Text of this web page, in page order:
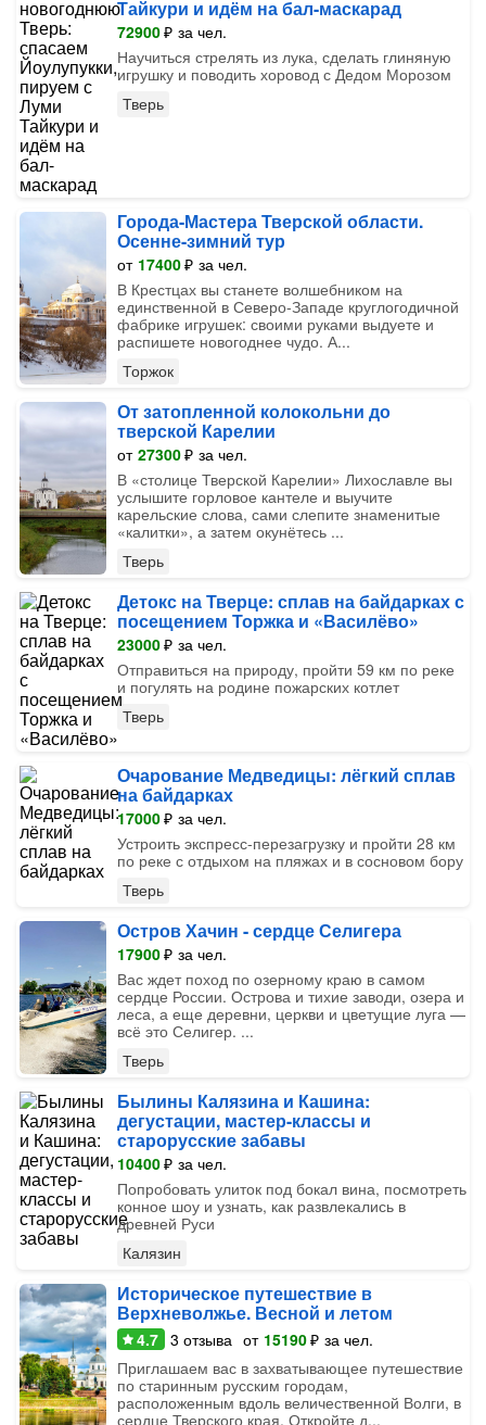
Тайкури и идём на бал-маскарад
72900₽ за чел.
Научиться стрелять из лука, сделать глиняную
игрушку и поводить хоровод с Дедом Морозом
Тверь
Города-Мастера Тверской области.
Осенне-зимний тур
от 17400₽ за чел.
В Крестцах вы станете волшебником на
единственной в Северо-Западе круглогодичной
фабрике игрушек: своими руками выдуете и
распишете новогоднее чудо. А...
Торжок
От затопленной колокольни до
тверской Карелии
от 27300₽ за чел.
В «столице Тверской Карелии» Лихославле вы
услышите горловое кантеле и выучите
карельские слова, сами слепите знаменитые
«калитки», а затем окунётесь ...
Тверь
Детокс на Тверце: сплав на байдарках с
посещением Торжка и «Василёво»
23000₽ за чел.
Отправиться на природу, пройти 59 км по реке
и погулять на родине пожарских котлет
Тверь
Очарование Медведицы: лёгкий сплав
на байдарках
17000₽ за чел.
Устроить экспресс-перезагрузку и пройти 28 км
по реке с отдыхом на пляжах и в сосновом бору
Тверь
Остров Хачин - сердце Селигера
17900₽ за чел.
Вас ждет поход по озерному краю в самом
сердце России. Острова и тихие заводи, озера и
леса, а еще деревни, церкви и цветущие луга —
всё это Селигер. ...
Тверь
Былины Калязина и Кашина:
дегустации, мастер-классы и
старорусские забавы
10400₽ за чел.
Попробовать улиток под бокал вина, посмотреть
конное шоу и узнать, как развлекались в
древней Руси
Калязин
Историческое путешествие в
Верхневолжье. Весной и летом
4.7 3 отзыва от 15190₽ за чел.
Приглашаем вас в захватывающее путешествие
по старинным русским городам,
расположенным вдоль величественной Волги, в
сердце Тверского края. Откройте д...